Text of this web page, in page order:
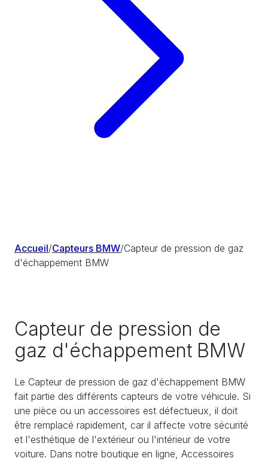
Accueil/Capteurs BMW/Capteur de pression de gaz
d'échappement BMW
Capteur de pression de
gaz d'échappement BMW
Le Capteur de pression de gaz d'échappement BMW
fait partie des différents capteurs de votre véhicule. Si
une pièce ou un accessoires est défectueux, il doit
être remplacé rapidement, car il affecte votre sécurité
et l'esthétique de l'extérieur ou l'intérieur de votre
voiture. Dans notre boutique en ligne, Accessoires